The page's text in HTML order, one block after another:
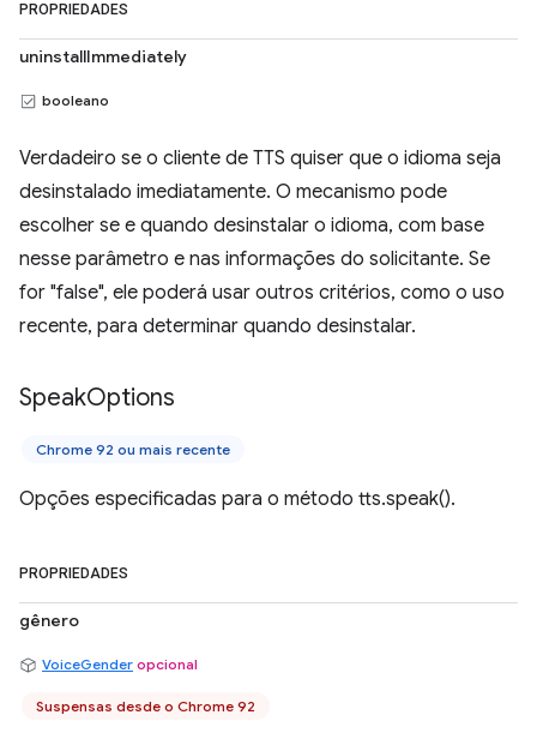
PROPRIEDADES
uninstallImmediately
booleano
Verdadeiro se o cliente de TTS quiser que o idioma seja
desinstalado imediatamente. O mecanismo pode
escolher se e quando desinstalar o idioma, com base
nesse parâmetro e nas informações do solicitante. Se
for "false", ele poderá usar outros critérios, como o uso
recente, para determinar quando desinstalar.
SpeakOptions
Chrome 92 ou mais recente
Opções especificadas para o método tts.speak().
PROPRIEDADES
gênero
VoiceGender opcional
Suspensas desde o Chrome 92